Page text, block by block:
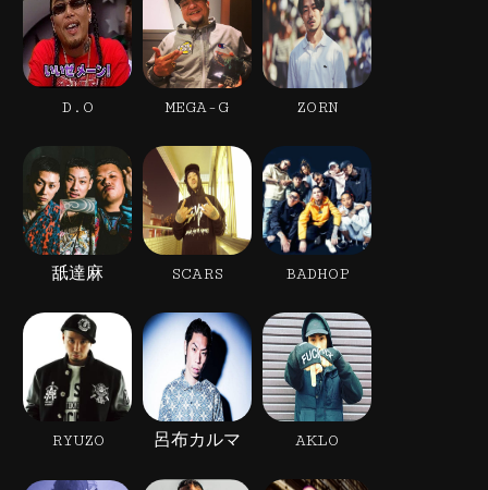
D.O MEGA-G ZORN
舐達麻 SCARS BADHOP
RYUZO 呂布カルマ AKLO